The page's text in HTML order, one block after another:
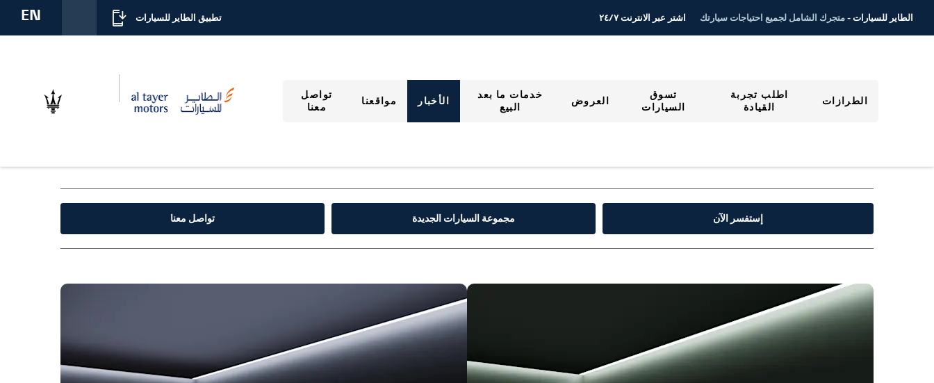
الطاير للسيارات - متجرك الشامل لجميع احتياجات سيارتك اشتر عبر الانترنت ٢٤/٧ EN تطبيق الطاير للسيارات
الطرازات
اطلب تجربة
القيادة
تسوق
السيارات
العروض
خدمات ما بعد
البيع
الأخبار مواقعنا
تواصل
معنا
إستفسر الآن مجموعة السيارات الجديدة تواصل معنا